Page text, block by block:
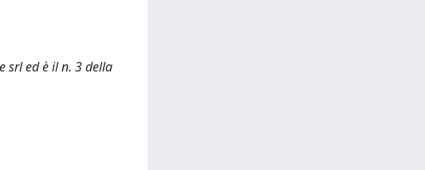
srl ed è il n. 3 della